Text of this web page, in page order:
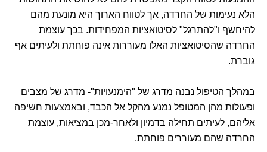
הלא נעימות של החרדה, אך לטווח הארוך היא מונעת מהם
להיחשף ו"להתרגל" לסיטואציות המפחידות. בכך עוצמת
החרדה שהסיטואציות האלו מעוררות אינה פוחתת ולעיתים אף
גוברת.
במהלך הטיפול נבנה מדרג של "הימנעויות"- מדרג של מצבים
ופעולות מהן המטופל נמנע מהקל אל הכבד, ובאמצעות חשיפה
אליהם, לעיתים תחילה בדמיון ולאחר-מכן במציאות, עוצמת
החרדה שהם מעוררים פוחתת.